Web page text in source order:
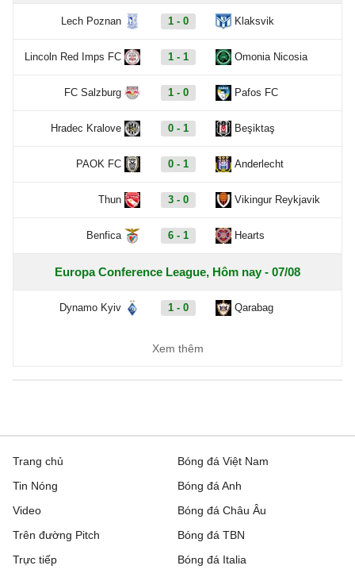
Lech Poznan 1 - 0 Klaksvik
Lincoln Red Imps FC 1 - 1 Omonia Nicosia
FC Salzburg 1 - 0 Pafos FC
Hradec Kralove 0 - 1 Beşiktaş
PAOK FC 0 - 1 Anderlecht
Thun 3 - 0 Vikingur Reykjavik
Benfica 6 - 1 Hearts
Europa Conference League, Hôm nay - 07/08
Dynamo Kyiv 1 - 0 Qarabag
1 - 3
1 - 0 Gyori ETO
Rakow Czestochowa 0 - 0 Hammarby IF
Xem thêm
Trang chủ
Tin Nóng
Video
Trên đường Pitch
Trực tiếp
Bóng đá Việt Nam
Bóng đá Anh
Bóng đá Châu Âu
Bóng đá TBN
Bóng đá Italia